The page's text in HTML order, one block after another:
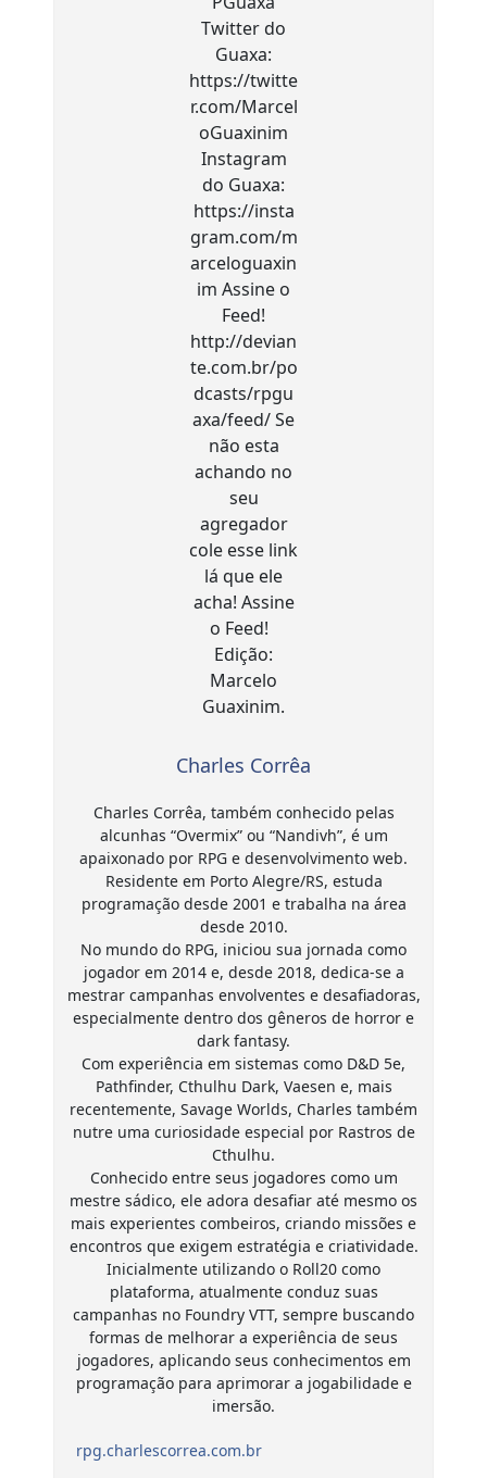
Charles Corrêa
Charles Corrêa, também conhecido pelas
alcunhas “Overmix” ou “Nandivh”, é um
apaixonado por RPG e desenvolvimento web.
Residente em Porto Alegre/RS, estuda
programação desde 2001 e trabalha na área
desde 2010.
No mundo do RPG, iniciou sua jornada como
jogador em 2014 e, desde 2018, dedica-se a
mestrar campanhas envolventes e desafiadoras,
especialmente dentro dos gêneros de horror e
dark fantasy.
Com experiência em sistemas como D&D 5e,
Pathfinder, Cthulhu Dark, Vaesen e, mais
recentemente, Savage Worlds, Charles também
nutre uma curiosidade especial por Rastros de
Cthulhu.
Conhecido entre seus jogadores como um
mestre sádico, ele adora desafiar até mesmo os
mais experientes combeiros, criando missões e
encontros que exigem estratégia e criatividade.
Inicialmente utilizando o Roll20 como
plataforma, atualmente conduz suas
campanhas no Foundry VTT, sempre buscando
formas de melhorar a experiência de seus
jogadores, aplicando seus conhecimentos em
programação para aprimorar a jogabilidade e
imersão.
rpg.charlescorrea.com.br